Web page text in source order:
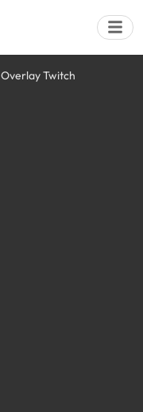
Overlay Twitch